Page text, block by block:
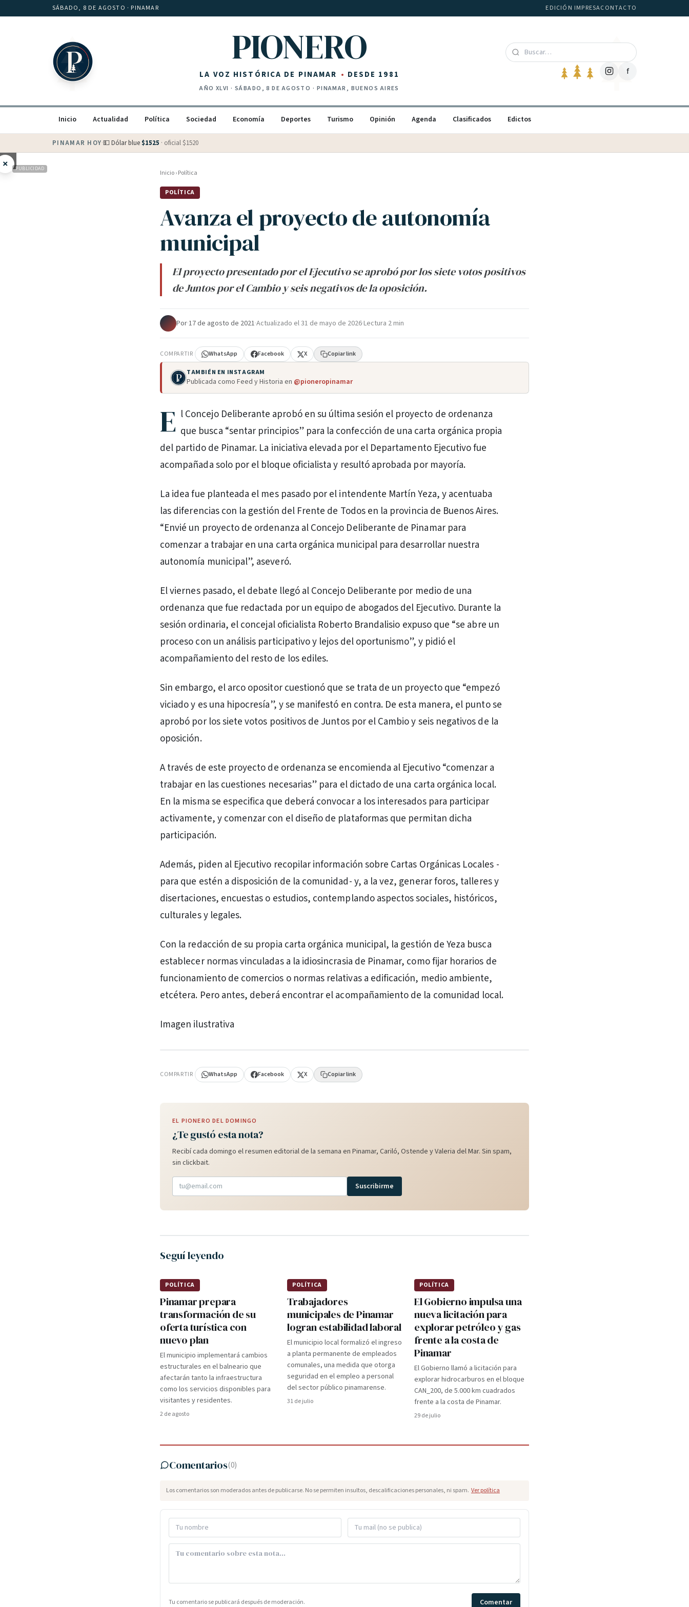
Saltar al contenidoSÁBADO, 8 DE AGOSTO · PINAMAR EDICIÓN IMPRESACONTACTO
PIONERO
LA VOZ HISTÓRICA DE PINAMAR DESDE 1981
AÑO XLVI · SÁBADO, 8 DE AGOSTO · PINAMAR, BUENOS AIRES
f
Inicio Actualidad Política Sociedad Economía Deportes Turismo Opinión Agenda Clasificados Edictos
PINAMAR HOY·💵 Dólar blue $1525 · oficial $1520
× PUBLICIDAD Inicio›Política
POLÍTICA
Avanza el proyecto de autonomía
municipal
El proyecto presentado por el Ejecutivo se aprobó por los siete votos positivos
de Juntos por el Cambio y seis negativos de la oposición.
Por·17 de agosto de 2021·Actualizado el31 de mayo de 2026·Lectura 2 min
COMPARTIR WhatsApp Facebook X Copiar link
TAMBIÉN EN INSTAGRAM
Publicada como Feed y Historia en @pioneropinamar
E l Concejo Deliberante aprobó en su última sesión el proyecto de ordenanza
que busca “sentar principios” para la confección de una carta orgánica propia
del partido de Pinamar. La iniciativa elevada por el Departamento Ejecutivo fue
acompañada solo por el bloque oficialista y resultó aprobada por mayoría.
La idea fue planteada el mes pasado por el intendente Martín Yeza, y acentuaba
las diferencias con la gestión del Frente de Todos en la provincia de Buenos Aires.
“Envié un proyecto de ordenanza al Concejo Deliberante de Pinamar para
comenzar a trabajar en una carta orgánica municipal para desarrollar nuestra
autonomía municipal”, aseveró.
El viernes pasado, el debate llegó al Concejo Deliberante por medio de una
ordenanza que fue redactada por un equipo de abogados del Ejecutivo. Durante la
sesión ordinaria, el concejal oficialista Roberto Brandalisio expuso que “se abre un
proceso con un análisis participativo y lejos del oportunismo”, y pidió el
acompañamiento del resto de los ediles.
Sin embargo, el arco opositor cuestionó que se trata de un proyecto que “empezó
viciado y es una hipocresía”, y se manifestó en contra. De esta manera, el punto se
aprobó por los siete votos positivos de Juntos por el Cambio y seis negativos de la
oposición.
A través de este proyecto de ordenanza se encomienda al Ejecutivo “comenzar a
trabajar en las cuestiones necesarias” para el dictado de una carta orgánica local.
En la misma se especifica que deberá convocar a los interesados para participar
activamente, y comenzar con el diseño de plataformas que permitan dicha
participación.
Además, piden al Ejecutivo recopilar información sobre Cartas Orgánicas Locales -
para que estén a disposición de la comunidad- y, a la vez, generar foros, talleres y
disertaciones, encuestas o estudios, contemplando aspectos sociales, históricos,
culturales y legales.
Con la redacción de su propia carta orgánica municipal, la gestión de Yeza busca
establecer normas vinculadas a la idiosincrasia de Pinamar, como fijar horarios de
funcionamiento de comercios o normas relativas a edificación, medio ambiente,
etcétera. Pero antes, deberá encontrar el acompañamiento de la comunidad local.
Imagen ilustrativa
COMPARTIR WhatsApp Facebook X Copiar link
EL PIONERO DEL DOMINGO
¿Te gustó esta nota?
Recibí cada domingo el resumen editorial de la semana en Pinamar, Cariló, Ostende y Valeria del Mar. Sin spam,
sin clickbait.
Suscribirme
Seguí leyendo
POLÍTICA
Pinamar prepara
transformación de su
oferta turística con
nuevo plan
El municipio implementará cambios
estructurales en el balneario que
afectarán tanto la infraestructura
como los servicios disponibles para
visitantes y residentes.
2 de agosto
POLÍTICA
Trabajadores
municipales de Pinamar
logran estabilidad laboral
El municipio local formalizó el ingreso
a planta permanente de empleados
comunales, una medida que otorga
seguridad en el empleo a personal
del sector público pinamarense.
31 de julio
POLÍTICA
El Gobierno impulsa una
nueva licitación para
explorar petróleo y gas
frente a la costa de
Pinamar
El Gobierno llamó a licitación para
explorar hidrocarburos en el bloque
CAN_200, de 5.000 km cuadrados
frente a la costa de Pinamar.
29 de julio
Comentarios(0)
Los comentarios son moderados antes de publicarse. No se permiten insultos, descalificaciones personales, ni spam. Ver política
Tu comentario se publicará después de moderación. Comentar